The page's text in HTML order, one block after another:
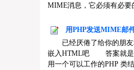
MIME消息，它必须有必要
用PHP发送MIME邮
已经厌倦了给你的朋友
嵌入HTML吧 答案就是
用一个可以工作的PHP 类